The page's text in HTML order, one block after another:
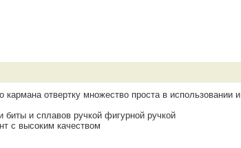
отвертку множество проста в использовании и
биты и сплавов ручкой фигурной ручкой
с высоким качеством